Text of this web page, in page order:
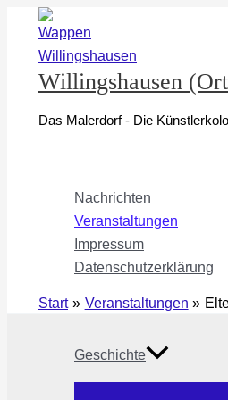
Inhalt
springen
Willingshausen
Das Malerdorf - Die
Nachrichten
Veranstaltungen
Impressum
Datenschutzerklärung
Start Veranstaltungen
Geschichte